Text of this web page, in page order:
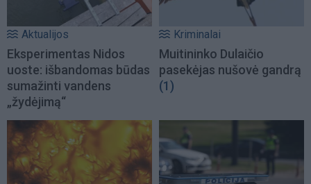
Aktualijos
Eksperimentas Nidos
uoste: išbandomas būdas
sumažinti vandens
„žydėjimą“
Kriminalai
Muitininko Dulaičio
pasekėjas nušovė gandrą
(1)